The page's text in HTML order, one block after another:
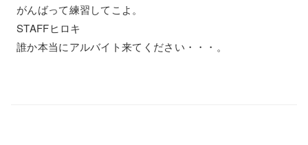
がんばって練習してこよ。
STAFFヒロキ
誰か本当にアルバイト来てください・・・。